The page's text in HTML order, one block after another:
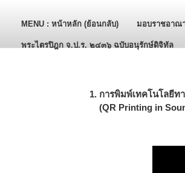
MENU : หน้าหลัก (ย้อนกลับ) มอบราชอาณ
พระไตรปิฎก จ.ป.ร. ๒๔๓๖ ฉบับอนุรักษ์ดิจิทัล
1. การพิมพ์เทคโนโลยีทา
(QR Printing in